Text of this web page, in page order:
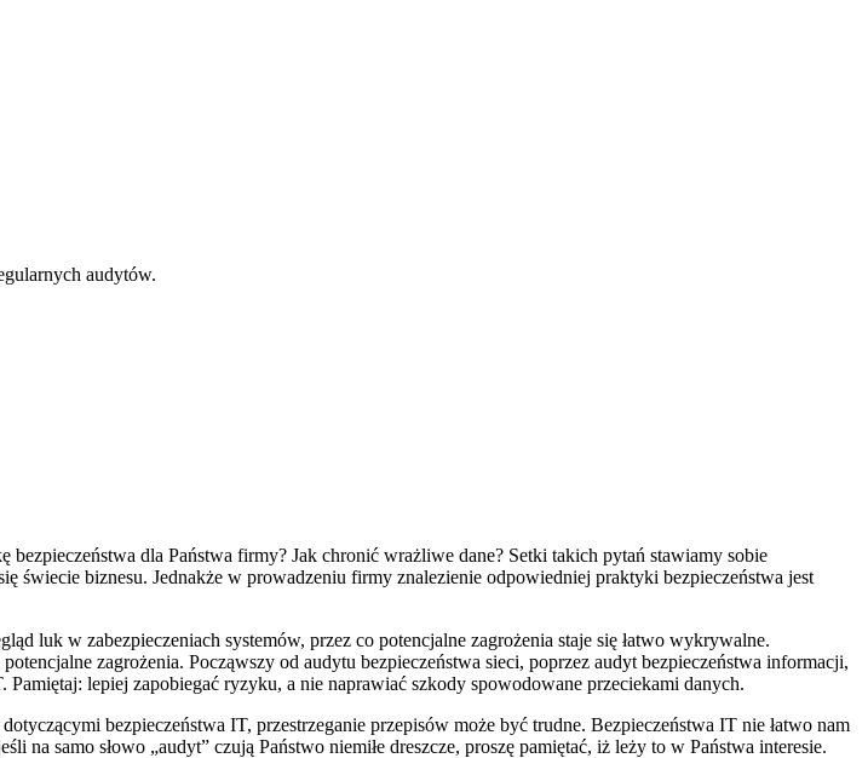
audytów.
dla Państwa firmy? Jak chronić wrażliwe dane? Setki takich pytań stawiamy sobie
świecie biznesu. Jednakże w prowadzeniu firmy znalezienie odpowiedniej praktyki bezpieczeństwa jest
luk w zabezpieczeniach systemów, przez co potencjalne zagrożenia staje się łatwo wykrywalne.
zagrożenia. Począwszy od audytu bezpieczeństwa sieci, poprzez audyt bezpieczeństwa informacji,
lepiej zapobiegać ryzyku, a nie naprawiać szkody spowodowane przeciekami danych.
bezpieczeństwa IT, przestrzeganie przepisów może być trudne. Bezpieczeństwa IT nie łatwo nam
samo słowo „audyt” czują Państwo niemiłe dreszcze, proszę pamiętać, iż leży to w Państwa interesie.